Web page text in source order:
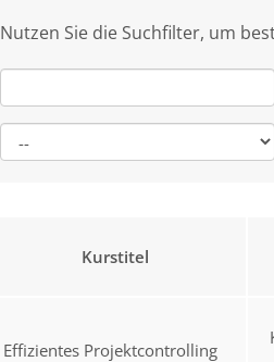
Nutzen Sie die Suchfilter, um
Kurstitel
Effizientes Projektcontrolling